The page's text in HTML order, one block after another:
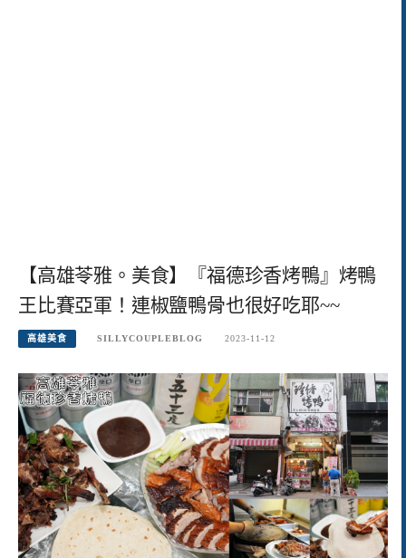
【高雄苓雅。美食】『福德珍香烤鴨』烤鴨
王比賽亞軍！連椒鹽鴨骨也很好吃耶~~
高雄美食 SILLYCOUPLEBLOG 2023-11-12